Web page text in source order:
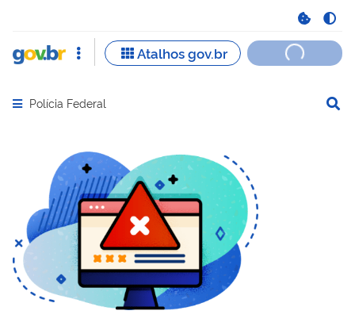
Abrir menu principal de navegação
Polícia Federal